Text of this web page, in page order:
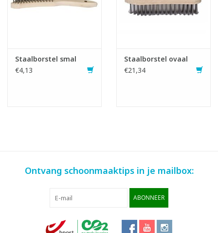
Staalborstel smal
€4,13
Staalborstel ovaal
€21,34
Ontvang schoonmaaktips in je mailbox:
ABONNEER